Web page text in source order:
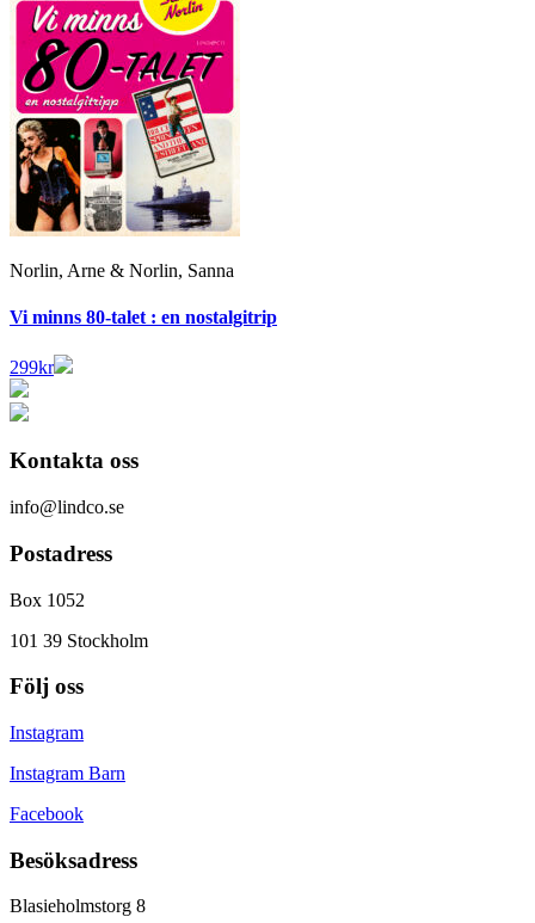
Norlin, Arne & Norlin, Sanna
Vi minns 80-talet : en nostalgitrip
299kr
Kontakta oss
info@lindco.se
Postadress
Box 1052
101 39 Stockholm
Följ oss
Instagram
Instagram Barn
Facebook
Besöksadress
Blasieholmstorg 8